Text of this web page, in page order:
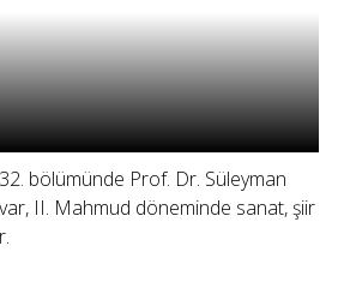
32. bölümünde Prof. Dr. Süleyman
II. Mahmud döneminde sanat, şiir